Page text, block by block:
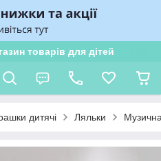
товарів для дітей
дитячі Ляльки